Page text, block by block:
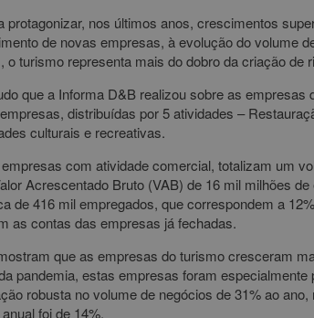
nos últimos anos, crescimentos
de novas empresas, à evolução do volume
turismo representa mais do dobro da criação de
que a Informa D&B realizou sobre as empresas
distribuídas por 5 atividades –
culturais e recreativas.
com atividade comercial, totalizam um
Acrescentado Bruto (VAB) de 16 mil milhões
de 416 mil empregados, que correspondem a
as contas das empresas já fechadas.
que as empresas do turismo cresceram
pandemia, estas empresas foram especialmente
robusta no volume de negócios de 31% ao
foi de 14%.